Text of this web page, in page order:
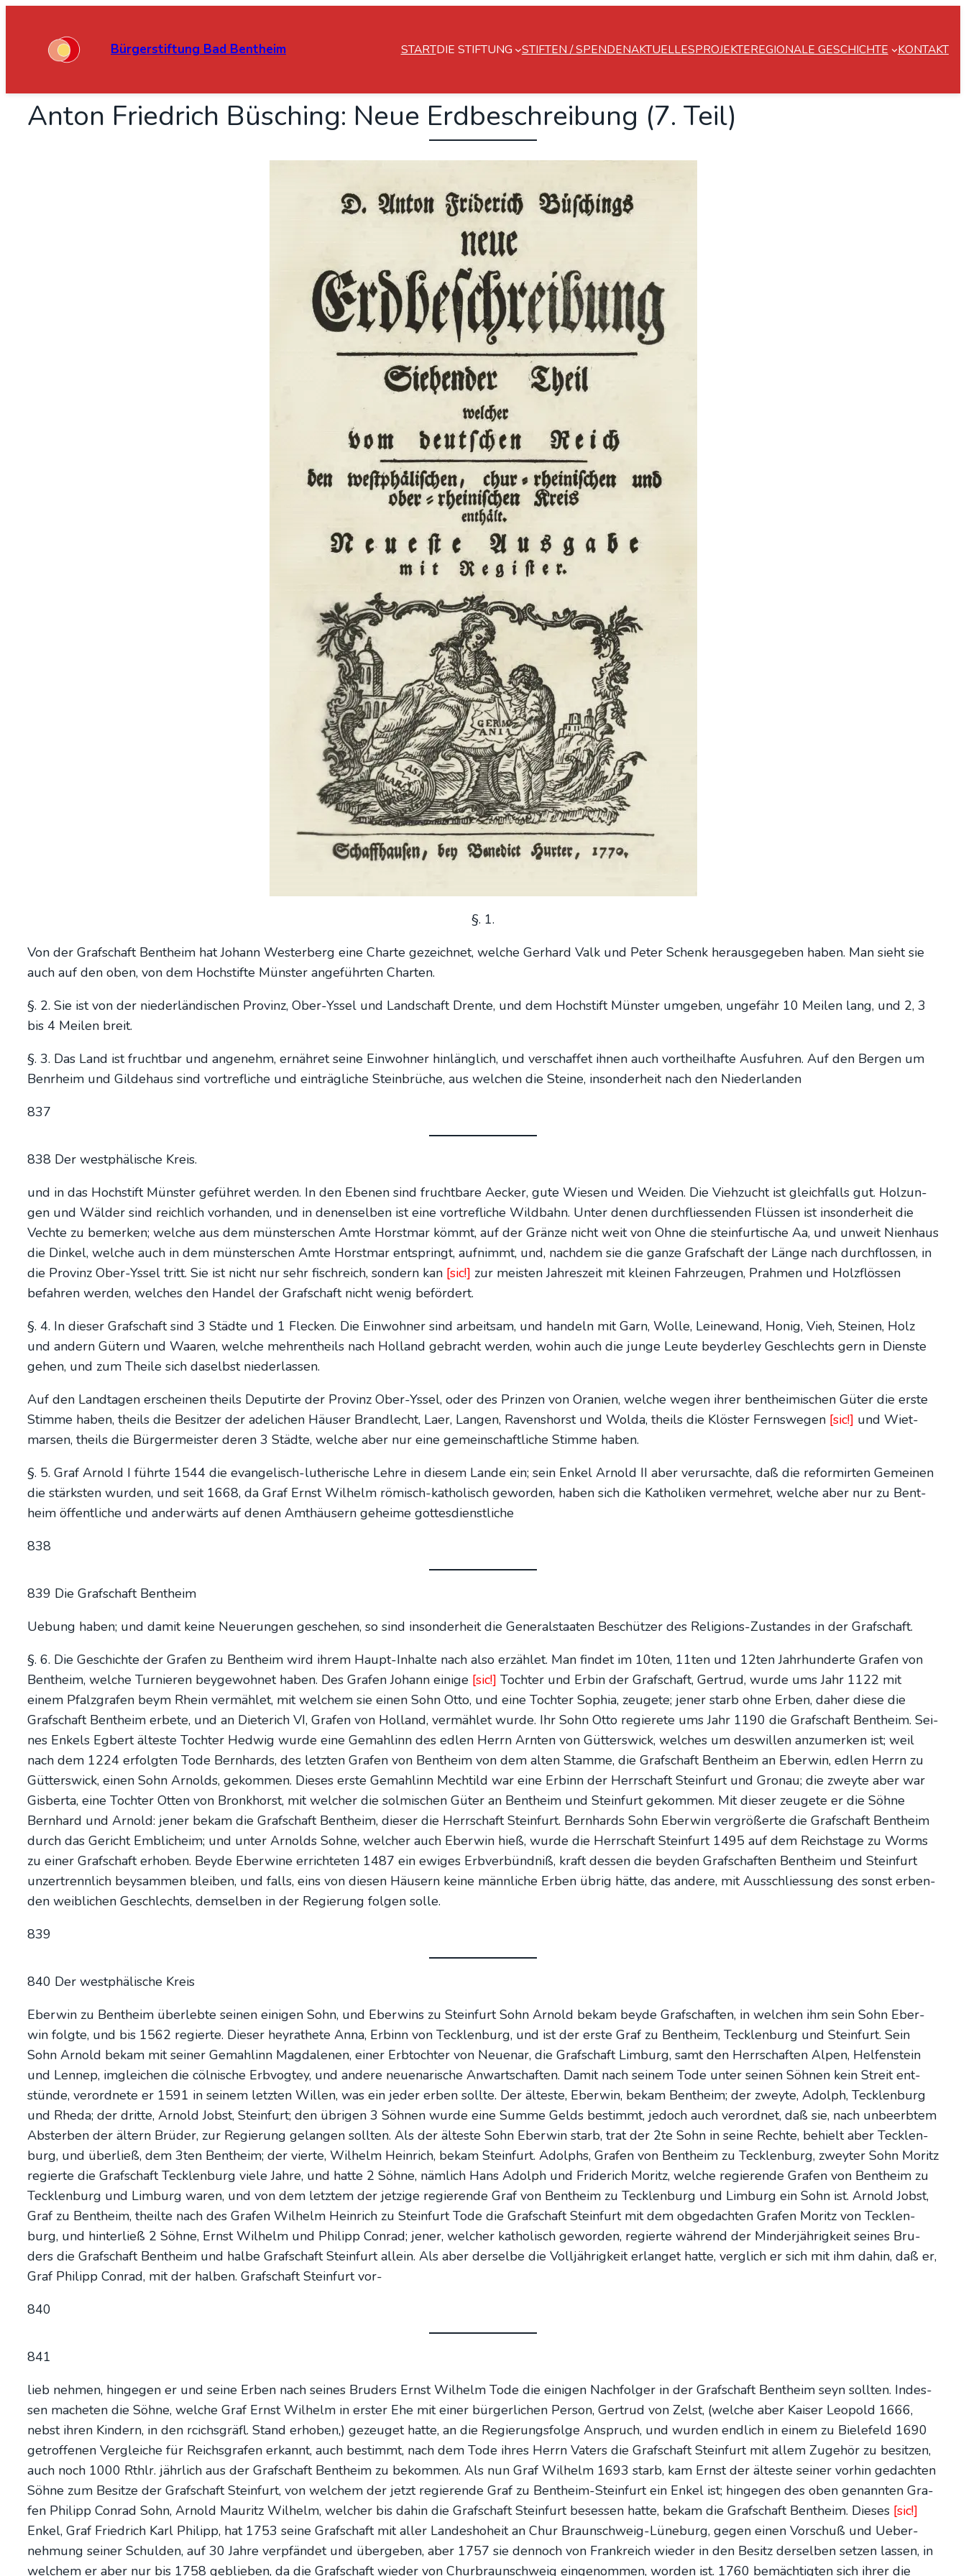
Bürgerstiftung Bad Bentheim STARTDIE STIFTUNG STIFTEN / SPENDENAKTUELLESPROJEKTEREGIONALE GESCHICHTE KONTAKT
Anton Fried­rich Büsching: Neue Erd­be­schrei­bung (7. Teil)
§. 1.
Von der Graf­schaft Bent­heim hat Johann Wes­ter­berg eine Char­te gezeich­net, wel­che Ger­hard Valk und Peter Schenk her­aus­ge­ge­ben haben. Man sieht sie
auch auf den oben, von dem Hoch­stif­te Müns­ter ange­führ­ten Char­ten.
§. 2. Sie ist von der nie­der­län­di­schen Pro­vinz, Ober-Yssel und Land­schaft Dren­te, und dem Hoch­stift Müns­ter umge­ben, unge­fähr 10 Mei­len lang, und 2, 3
bis 4 Mei­len breit.
§. 3. Das Land ist frucht­bar und ange­nehm, ernäh­ret sei­ne Ein­woh­ner hin­läng­lich, und ver­schaf­fet ihnen auch vort­heil­haf­te Aus­fuh­ren. Auf den Ber­gen um
Ben­rheim und Gil­de­haus sind vort­re­f­li­che und ein­träg­li­che Stein­brü­che, aus wel­chen die Stei­ne, inson­der­heit nach den Nie­der­lan­den
837
838 Der west­phä­li­sche Kreis.
und in das Hoch­stift Müns­ter gefüh­ret wer­den. In den Ebe­nen sind frucht­ba­re Aecker, gute Wie­sen und Wei­den. Die Vieh­zucht ist gleich­falls gut. Hol­zun­
gen und Wäl­der sind reich­lich vor­han­den, und in denen­sel­ben ist eine vort­re­f­li­che Wild­bahn. Unter denen durch­flies­sen­den Flüs­sen ist inson­der­heit die
Vech­te zu bemer­ken; wel­che aus dem müns­ter­schen Amte Horst­mar kömmt, auf der Grän­ze nicht weit von Ohne die stein­fur­ti­sche Aa, und unweit Nien­haus
die Din­kel, wel­che auch in dem müns­ter­schen Amte Horst­mar ent­springt, auf­nimmt, und, nach­dem sie die gan­ze Graf­schaft der Län­ge nach durch­flos­sen, in
die Pro­vinz Ober-Yssel tritt. Sie ist nicht nur sehr fisch­reich, son­dern kan [sic!] zur meis­ten Jah­res­zeit mit klei­nen Fahr­zeu­gen, Prah­men und Holz­flös­sen
befah­ren wer­den, wel­ches den Han­del der Graf­schaft nicht wenig beför­dert.
§. 4. In die­ser Graf­schaft sind 3 Städ­te und 1 Fle­cken. Die Ein­woh­ner sind arbeit­sam, und han­deln mit Garn, Wol­le, Lei­ne­wand, Honig, Vieh, Stei­nen, Holz
und andern Gütern und Waa­ren, wel­che meh­rent­heils nach Hol­land gebracht wer­den, wohin auch die jun­ge Leu­te bey­der­ley Geschlechts gern in Diens­te
gehen, und zum Thei­le sich daselbst nie­der­las­sen.
Auf den Land­ta­gen erschei­nen theils Deput­ir­te der Pro­vinz Ober-Yssel, oder des Prin­zen von Ora­ni­en, wel­che wegen ihrer bent­hei­mi­schen Güter die ers­te
Stim­me haben, theils die Besit­zer der ade­li­chen Häu­ser Brand­lecht, Laer, Lan­gen, Ravens­horst und Wol­da, theils die Klös­ter Ferns­we­gen [sic!] und Wiet­
mar­sen, theils die Bür­ger­meis­ter deren 3 Städ­te, wel­che aber nur eine gemein­schaft­li­che Stim­me haben.
§. 5. Graf Arnold I führ­te 1544 die evan­ge­lisch-luthe­ri­sche Leh­re in die­sem Lan­de ein; sein Enkel Arnold II aber ver­ur­sach­te, daß die reform­ir­ten Gemei­nen
die stärks­ten wur­den, und seit 1668, da Graf Ernst Wil­helm römisch-katho­lisch gewor­den, haben sich die Katho­li­ken ver­meh­ret, wel­che aber nur zu Bent­
heim öffent­li­che und ander­wärts auf denen Amt­häu­sern gehei­me got­tes­dienst­li­che
838
839 Die Graf­schaft Bent­heim
Uebung haben; und damit kei­ne Neue­run­gen gesche­hen, so sind inson­der­heit die Gene­ral­staa­ten Beschüt­zer des Reli­gi­ons-Zustan­des in der Graf­schaft.
§. 6. Die Geschich­te der Gra­fen zu Bent­heim wird ihrem Haupt-Inhal­te nach also erzäh­let. Man fin­det im 10ten, 11ten und 12ten Jahr­hun­der­te Gra­fen von
Bent­heim, wel­che Tur­nie­ren bey­ge­wohnet haben. Des Gra­fen Johann eini­ge [sic!] Toch­ter und Erbin der Graf­schaft, Ger­trud, wur­de ums Jahr 1122 mit
einem Pfalz­gra­fen beym Rhein ver­mäh­let, mit wel­chem sie einen Sohn Otto, und eine Toch­ter Sophia, zeu­ge­te; jener starb ohne Erben, daher die­se die
Graf­schaft Bent­heim erbe­te, und an Die­te­rich VI, Gra­fen von Hol­land, ver­mäh­let wur­de. Ihr Sohn Otto regie­re­te ums Jahr 1190 die Graf­schaft Bent­heim. Sei­
nes Enkels Egbert ältes­te Toch­ter Hed­wig wur­de eine Gemah­linn des edlen Herrn Arn­ten von Güt­ters­wick, wel­ches um des­wil­len anzu­mer­ken ist; weil
nach dem 1224 erfolg­ten Tode Bern­hards, des letz­ten Gra­fen von Bent­heim von dem alten Stam­me, die Graf­schaft Bent­heim an Eber­win, edlen Herrn zu
Güt­ters­wick, einen Sohn Arnolds, gekom­men. Die­ses ers­te Gemah­linn Mech­tild war eine Erbinn der Herr­schaft Stein­furt und Gro­nau; die zwey­te aber war
Gis­ber­ta, eine Toch­ter Otten von Bron­khorst, mit wel­cher die sol­mi­schen Güter an Bent­heim und Stein­furt gekom­men. Mit die­ser zeu­ge­te er die Söh­ne
Bern­hard und Arnold: jener bekam die Graf­schaft Bent­heim, die­ser die Herr­schaft Stein­furt. Bern­hards Sohn Eber­win ver­grö­ßer­te die Graf­schaft Bent­heim
durch das Gericht Emblich­eim; und unter Arnolds Soh­ne, wel­cher auch Eber­win hieß, wur­de die Herr­schaft Stein­furt 1495 auf dem Reichs­ta­ge zu Worms
zu einer Graf­schaft erho­ben. Bey­de Eber­wi­ne errich­te­ten 1487 ein ewi­ges Erb­ver­bünd­niß, kraft des­sen die bey­den Graf­schaf­ten Bent­heim und Stein­furt
unzer­trenn­lich bey­sam­men blei­ben, und falls, eins von die­sen Häu­sern kei­ne männ­li­che Erben übrig hät­te, das ande­re, mit Aus­schlies­sung des sonst erben­
den weib­li­chen Geschlechts, dem­sel­ben in der Regie­rung fol­gen sol­le.
839
840 Der west­phä­li­sche Kreis
Eber­win zu Bent­heim über­leb­te sei­nen eini­gen Sohn, und Eber­wins zu Stein­furt Sohn Arnold bekam bey­de Graf­schaf­ten, in wel­chen ihm sein Sohn Eber­
win folg­te, und bis 1562 regier­te. Die­ser heyra­the­te Anna, Erbinn von Teck­len­burg, und ist der ers­te Graf zu Bent­heim, Teck­len­burg und Stein­furt. Sein
Sohn Arnold bekam mit sei­ner Gemah­linn Mag­da­le­nen, einer Erb­toch­ter von Neu­e­nar, die Graf­schaft Lim­burg, samt den Herr­schaf­ten Alpen, Hel­fen­stein
und Len­nep, imglei­chen die cöl­ni­sche Erb­vog­tey, und ande­re neu­e­na­ri­sche Anwart­schaf­ten. Damit nach sei­nem Tode unter sei­nen Söh­nen kein Streit ent­
stün­de, ver­ord­ne­te er 1591 in sei­nem letz­ten Wil­len, was ein jeder erben soll­te. Der ältes­te, Eber­win, bekam Bent­heim; der zwey­te, Adolph, Teck­len­burg
und Rhe­da; der drit­te, Arnold Jobst, Stein­furt; den übri­gen 3 Söh­nen wur­de eine Sum­me Gelds bestimmt, jedoch auch ver­ord­net, daß sie, nach unbe­erb­tem
Abster­ben der ältern Brü­der, zur Regie­rung gelan­gen soll­ten. Als der ältes­te Sohn Eber­win starb, trat der 2te Sohn in sei­ne Rech­te, behielt aber Teck­len­
burg, und über­ließ, dem 3ten Bent­heim; der vier­te, Wil­helm Hein­rich, bekam Stein­furt. Adolphs, Gra­fen von Bent­heim zu Teck­len­burg, zwey­ter Sohn Moritz
regier­te die Graf­schaft Teck­len­burg vie­le Jah­re, und hat­te 2 Söh­ne, näm­lich Hans Adolph und Fri­de­rich Moritz, wel­che regie­ren­de Gra­fen von Bent­heim zu
Teck­len­burg und Lim­burg waren, und von dem letz­tem der jet­zi­ge regie­ren­de Graf von Bent­heim zu Teck­len­burg und Lim­burg ein Sohn ist. Arnold Jobst,
Graf zu Bent­heim, theil­te nach des Gra­fen Wil­helm Hein­rich zu Stein­furt Tode die Graf­schaft Stein­furt mit dem obge­dach­ten Gra­fen Moritz von Teck­len­
burg, und hin­ter­ließ 2 Söh­ne, Ernst Wil­helm und Phil­ipp Con­rad; jener, wel­cher katho­lisch gewor­den, regier­te wäh­rend der Min­der­jäh­rig­keit sei­nes Bru­
ders die Graf­schaft Bent­heim und hal­be Graf­schaft Stein­furt allein. Als aber der­sel­be die Voll­jäh­rig­keit erlan­get hat­te, ver­glich er sich mit ihm dahin, daß er,
Graf Phil­ipp Con­rad, mit der hal­ben. Graf­schaft Stein­furt vor-
840
841
lieb neh­men, hin­ge­gen er und sei­ne Erben nach sei­nes Bru­ders Ernst Wil­helm Tode die eini­gen Nach­fol­ger in der Graf­schaft Bent­heim seyn soll­ten. Indes­
sen mache­ten die Söh­ne, wel­che Graf Ernst Wil­helm in ers­ter Ehe mit einer bür­ger­li­chen Per­son, Ger­trud von Zelst, (wel­che aber Kai­ser Leo­pold 1666,
nebst ihren Kin­dern, in den rcichs­gräfl. Stand erho­ben,) gezeu­get hat­te, an die Regie­rungs­fol­ge Anspruch, und wur­den end­lich in einem zu Bie­le­feld 1690
getrof­fe­nen Ver­glei­che für Reichs­gra­fen erkannt, auch bestimmt, nach dem Tode ihres Herrn Vaters die Graf­schaft Stein­furt mit allem Zuge­hör zu besit­zen,
auch noch 1000 Rthlr. jähr­lich aus der Graf­schaft Bent­heim zu bekom­men. Als nun Graf Wil­helm 1693 starb, kam Ernst der ältes­te sei­ner vor­hin gedach­ten
Söh­ne zum Besit­ze der Graf­schaft Stein­furt, von wel­chem der jetzt regie­ren­de Graf zu Bent­heim-Stein­furt ein Enkel ist; hin­ge­gen des oben genann­ten Gra­
fen Phil­ipp Con­rad Sohn, Arnold Mau­ritz Wil­helm, wel­cher bis dahin die Graf­schaft Stein­furt beses­sen hat­te, bekam die Graf­schaft Bent­heim. Die­ses [sic!]
Enkel, Graf Fried­rich Karl Phil­ipp, hat 1753 sei­ne Graf­schaft mit aller Lan­des­ho­heit an Chur Braun­schweig-Lüne­burg, gegen einen Vor­schuß und Ueber­
neh­mung sei­ner Schul­den, auf 30 Jah­re ver­pfän­det und über­ge­ben, aber 1757 sie den­noch von Frank­reich wie­der in den Besitz der­sel­ben set­zen las­sen, in
wel­chem er aber nur bis 1758 geblie­ben, da die Graf­schaft wie­der von Chur­braun­schweig ein­ge­nom­men, wor­den ist. 1760 bemäch­tig­ten sich ihrer die